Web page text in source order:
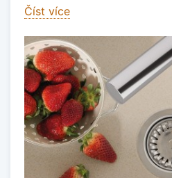
Číst více